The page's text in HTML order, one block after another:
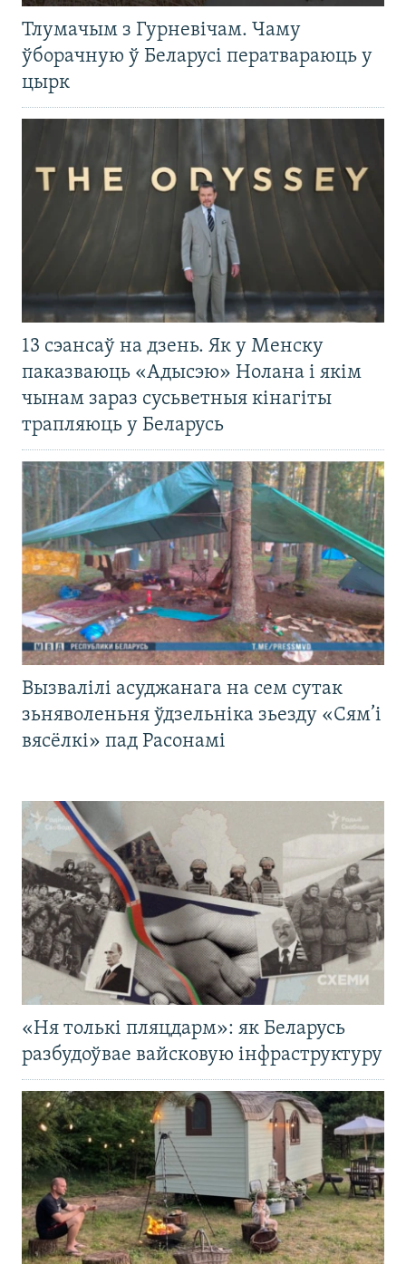
Тлумачым з Гурневічам. Чаму
ўборачную ў Беларусі ператвараюць у
цырк
13 сэансаў на дзень. Як у Менску
паказваюць «Адысэю» Нолана і якім
чынам зараз сусьветныя кінагіты
трапляюць у Беларусь
Вызвалілі асуджанага на сем сутак
зьняволеньня ўдзельніка зьезду «Сям’і
вясёлкі» пад Расонамі
«Ня толькі пляцдарм»: як Беларусь
разбудоўвае вайсковую інфраструктуру